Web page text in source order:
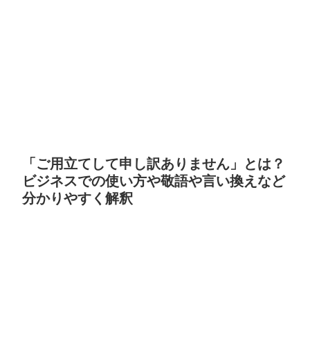
「ご用立てして申し訳ありません」とは？
ビジネスでの使い方や敬語や言い換えなど
分かりやすく解釈